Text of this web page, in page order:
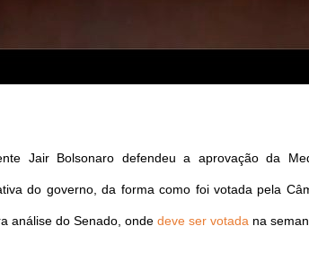
Jair Bolsonaro defendeu a aprovação da
do governo, da forma como foi votada pela
análise do Senado, onde deve ser votada na